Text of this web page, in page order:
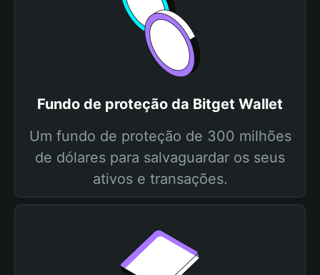
Fundo de proteção da Bitget Wallet
Um fundo de proteção de 300 milhões
de dólares para salvaguardar os seus
ativos e transações.